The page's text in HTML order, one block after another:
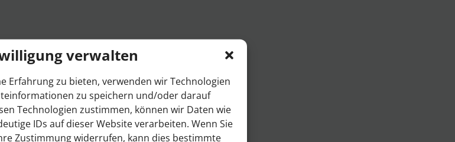
verwalten
Erfahrung zu bieten, verwenden wir Technologien
zu speichern und/oder darauf
Technologien zustimmen, können wir Daten wie
IDs auf dieser Website verarbeiten. Wenn Sie
Zustimmung widerrufen, kann dies bestimmte